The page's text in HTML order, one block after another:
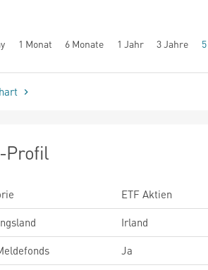
1 Monat 6 Monate 1 Jahr 3 Jahre
Profil
ETF Aktien
Irland
Ja